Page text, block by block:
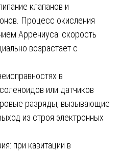
клапанов и
Процесс окисления
Аррениуса: скорость
возрастает с
в
или датчиков
разряды, вызывающие
из строя электронных
при кавитации в